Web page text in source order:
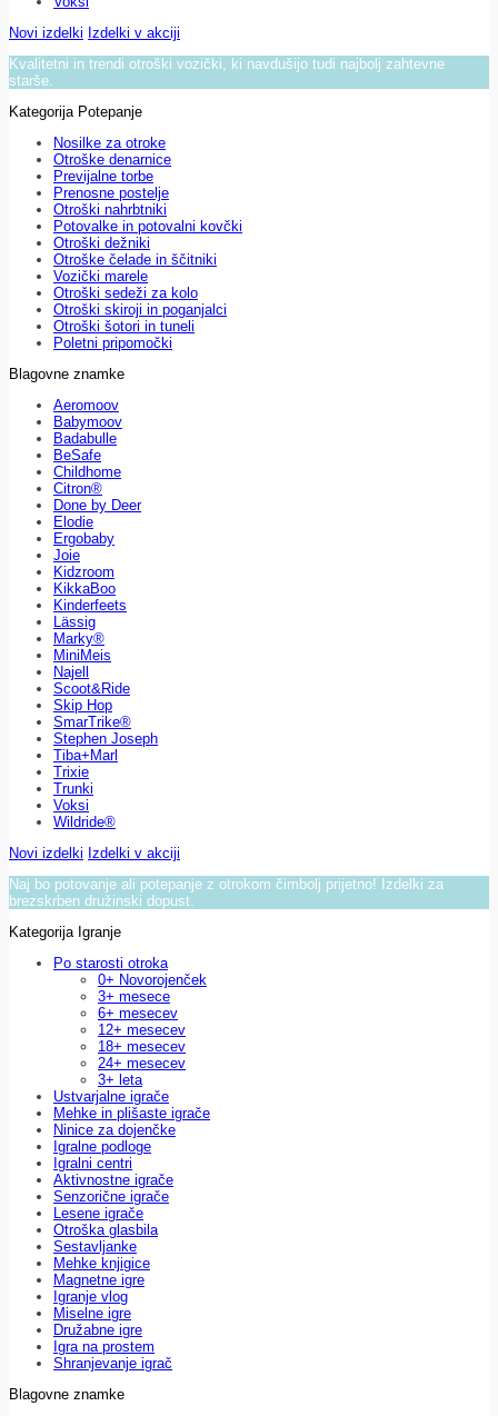
Novi izdelki Izdelki v akciji
Kvalitetni in trendi otroški vozički, ki navdušijo tudi najbolj zahtevne
starše.
Kategorija Potepanje
Nosilke za otroke
Otroške denarnice
Previjalne torbe
Prenosne postelje
Otroški nahrbtniki
Potovalke in potovalni kovčki
Otroški dežniki
Otroške čelade in ščitniki
Vozički marele
Otroški sedeži za kolo
Otroški skiroji in poganjalci
Otroški šotori in tuneli
Poletni pripomočki
Blagovne znamke
Aeromoov
Babymoov
Badabulle
BeSafe
Childhome
Citron®
Done by Deer
Elodie
Ergobaby
Joie
Kidzroom
KikkaBoo
Kinderfeets
Lässig
Marky®
MiniMeis
Najell
Scoot&Ride
Skip Hop
SmarTrike®
Stephen Joseph
Tiba+Marl
Trixie
Trunki
Voksi
Wildride®
Novi izdelki Izdelki v akciji
Naj bo potovanje ali potepanje z otrokom čimbolj prijetno! Izdelki za
brezskrben družinski dopust.
Kategorija Igranje
Po starosti otroka
0+ Novorojenček
3+ mesece
6+ mesecev
12+ mesecev
18+ mesecev
24+ mesecev
3+ leta
Ustvarjalne igrače
Mehke in plišaste igrače
Ninice za dojenčke
Igralne podloge
Igralni centri
Aktivnostne igrače
Senzorične igrače
Lesene igrače
Otroška glasbila
Sestavljanke
Mehke knjigice
Magnetne igre
Igranje vlog
Miselne igre
Družabne igre
Igra na prostem
Shranjevanje igrač
Blagovne znamke